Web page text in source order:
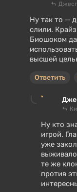
Ну так то —
слили.
Биошоком
высшей
Ответить
Ну кто
игрой.
уже
те же
против